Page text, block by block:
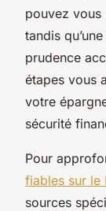
pouvez vous
tandis
prudence
étapes vous
votre
sécurité
Pour
fiables sur le
sources